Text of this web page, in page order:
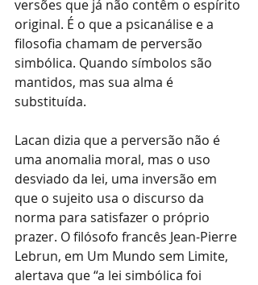
versões que já não contêm o espírito
original. É o que a psicanálise e a
filosofia chamam de perversão
simbólica. Quando símbolos são
mantidos, mas sua alma é
substituída.
Lacan dizia que a perversão não é
uma anomalia moral, mas o uso
desviado da lei, uma inversão em
que o sujeito usa o discurso da
norma para satisfazer o próprio
prazer. O filósofo francês Jean-Pierre
Lebrun, em Um Mundo sem Limite,
alertava que “a lei simbólica foi